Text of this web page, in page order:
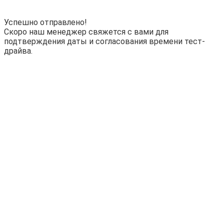
Успешно отправлено!
Скоро наш менеджер свяжется с вами для
подтверждения даты и согласования времени тест-
драйва.